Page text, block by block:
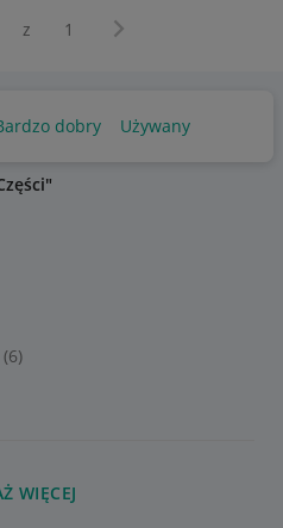
z 1 Następna strona
dobry Używany
(6)
WIĘCEJ